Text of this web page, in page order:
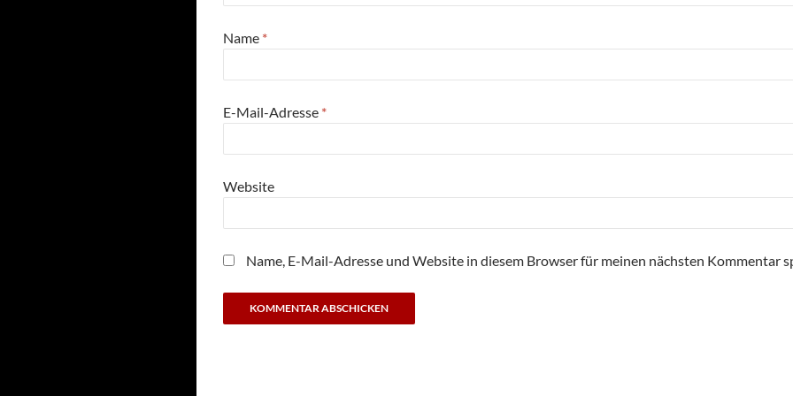
Name *
E-Mail-Adresse *
Website
Name, E-Mail-Adresse und Website in diesem Browser für meinen nächsten Kommentar